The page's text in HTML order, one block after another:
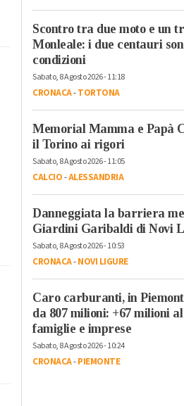
Scontro tra due moto e un
Monleale: i due centauri
condizioni
Sabato, 8 Agosto 2026 - 11:18
CRONACA-TORTONA
Memorial Mamma e Papà
il Torino ai rigori
Sabato, 8 Agosto 2026 - 11:05
CALCIO-ALESSANDRIA
Danneggiata la barriera
Giardini Garibaldi di Novi
Sabato, 8 Agosto 2026 - 10:53
CRONACA-NOVI LIGURE
Caro carburanti, in
da 807 milioni: +67 milioni
famiglie e imprese
Sabato, 8 Agosto 2026 - 10:24
CRONACA-PIEMONTE